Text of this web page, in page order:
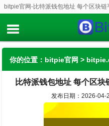
bitpie官网-比特派钱包地址 每个区块
你的位置： bitpie官网 >
链平台皆有我方的特色和上风
比特派钱包地址 每个区
发布日期：2026-